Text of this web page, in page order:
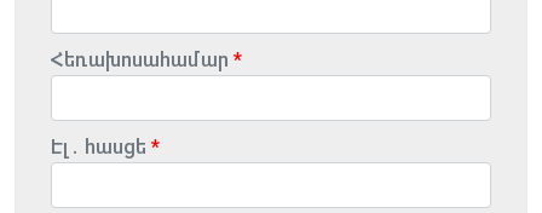
Հեռախոսահամար
Էլ․ հասցե